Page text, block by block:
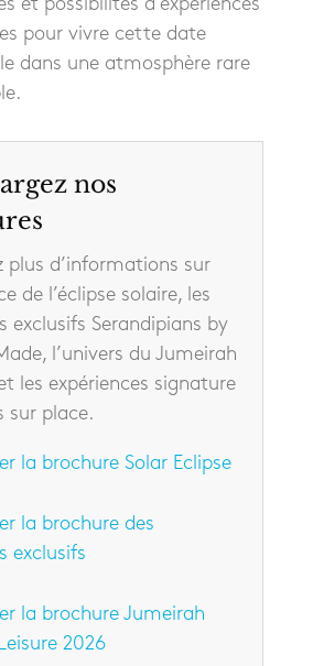
et possibilités d’expériences
pour vivre cette date
dans une atmosphère rare
nos
plus d’informations sur
de l’éclipse solaire, les
exclusifs Serandipians by
l’univers du Jumeirah
les expériences signature
sur place.
la brochure Solar Eclipse
la brochure des
exclusifs
la brochure Jumeirah
2026